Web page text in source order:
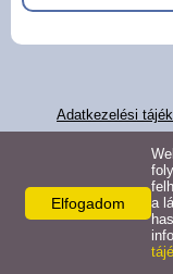
EFOP-1.5.2-16-
Adatkezelési
Elfogadom
a